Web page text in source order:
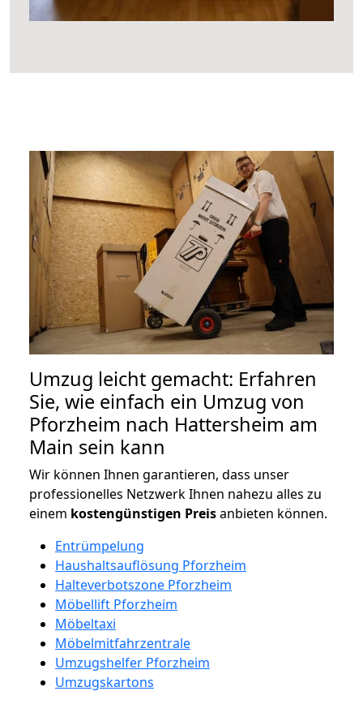
Umzug leicht gemacht: Erfahren
Sie, wie einfach ein Umzug von
Pforzheim nach Hattersheim am
Main sein kann
Wir können Ihnen garantieren, dass unser
professionelles Netzwerk Ihnen nahezu alles zu
einem kostengünstigen Preisanbieten können.
Entrümpelung
Haushaltsauflösung Pforzheim
Halteverbotszone Pforzheim
Möbellift Pforzheim
Möbeltaxi
Möbelmitfahrzentrale
Umzugshelfer Pforzheim
Umzugskartons